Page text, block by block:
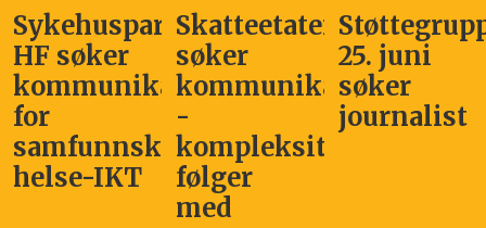
Sykehuspartner
HF søker
kommunikasjonssjef
for
samfunnskritisk
helse-IKT
Skatteetaten
søker
kommunikasjonsleder
-
kompleksitet
følger
med
25. juni
søker
journalist